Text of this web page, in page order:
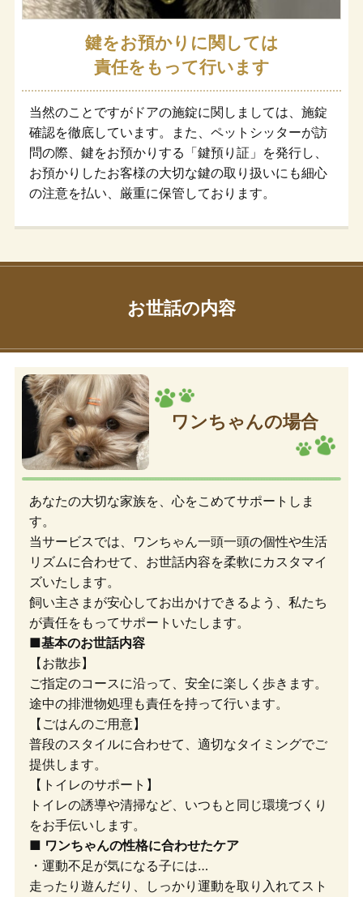
鍵をお預かりに関しては
責任をもって行います
当然のことですがドアの施錠に関しましては、施錠
確認を徹底しています。また、ペットシッターが訪
問の際、鍵をお預かりする「鍵預り証」を発行し、
お預かりしたお客様の大切な鍵の取り扱いにも細心
の注意を払い、厳重に保管しております。
お世話の内容
ワンちゃんの場合
あなたの大切な家族を、心をこめてサポートしま
す。
当サービスでは、ワンちゃん一頭一頭の個性や生活
リズムに合わせて、お世話内容を柔軟にカスタマイ
ズいたします。
飼い主さまが安心してお出かけできるよう、私たち
が責任をもってサポートいたします。
■基本のお世話内容
【お散歩】
ご指定のコースに沿って、安全に楽しく歩きます。
途中の排泄物処理も責任を持って行います。
【ごはんのご用意】
普段のスタイルに合わせて、適切なタイミングでご
提供します。
【トイレのサポート】
トイレの誘導や清掃など、いつもと同じ環境づくり
をお手伝いします。
■ ワンちゃんの性格に合わせたケア
・運動不足が気になる子には…
走ったり遊んだり、しっかり運動を取り入れてスト